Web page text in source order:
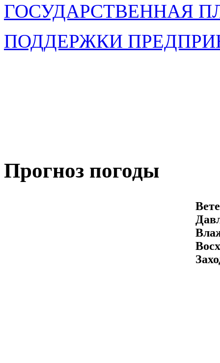
ГОСУДАРСТВЕННАЯ
ПОДДЕРЖКИ
Прогноз погоды